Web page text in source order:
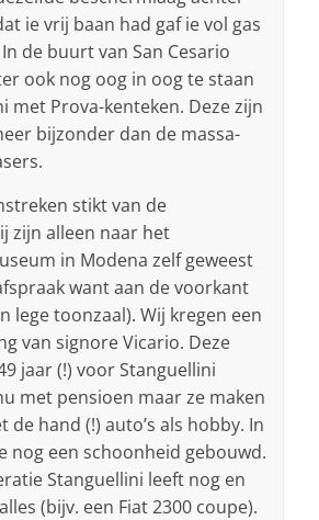
ie vrij baan had gaf ie vol gas
de buurt van San Cesario
ook nog oog in oog te staan
met Prova-kenteken. Deze zijn
bijzonder dan de massa-
stikt van de
zijn alleen naar het
in Modena zelf geweest
want aan de voorkant
lege toonzaal). Wij kregen een
van signore Vicario. Deze
jaar (!) voor Stanguellini
met pensioen maar ze maken
de hand (!) auto’s als hobby. In
nog een schoonheid gebouwd.
Stanguellini leeft nog en
(bijv. een Fiat 2300 coupe).